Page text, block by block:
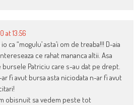
at 13:56
ca “mogulu’ asta’i om de treaba!!! D-aia
ce rahat mananca altii. Asa
Patriciu care s-au dat pe drept.
fi avut bursa asta niciodata n-ar fi avut
obisnuit sa vedem peste tot